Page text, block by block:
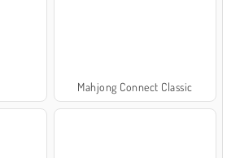
Mahjong Connect Classic